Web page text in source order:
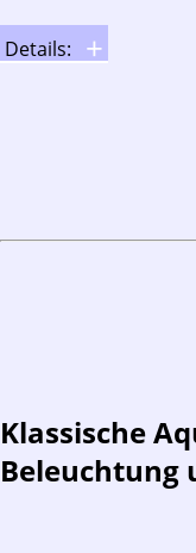
Details:
Klassische
Beleuchtung